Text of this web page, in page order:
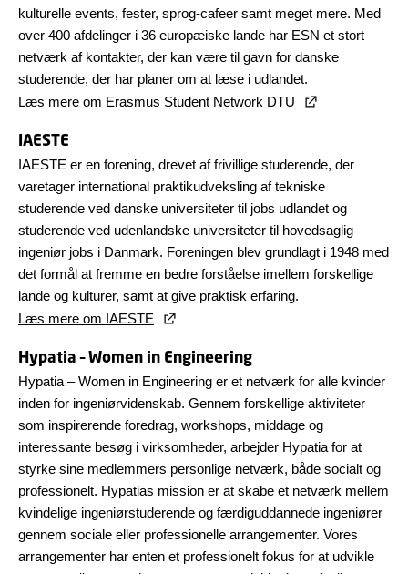
kulturelle events, fester, sprog-cafeer samt meget mere. Med
over 400 afdelinger i 36 europæiske lande har ESN et stort
netværk af kontakter, der kan være til gavn for danske
studerende, der har planer om at læse i udlandet.
Læs mere om Erasmus Student Network DTU
IAESTE
IAESTE er en forening, drevet af frivillige studerende, der
varetager international praktikudveksling af tekniske
studerende ved danske universiteter til jobs udlandet og
studerende ved udenlandske universiteter til hovedsaglig
ingeniør jobs i Danmark. Foreningen blev grundlagt i 1948 med
det formål at fremme en bedre forståelse imellem forskellige
lande og kulturer, samt at give praktisk erfaring.
Læs mere om IAESTE
Hypatia – Women in Engineering
Hypatia – Women in Engineering er et netværk for alle kvinder
inden for ingeniørvidenskab. Gennem forskellige aktiviteter
som inspirerende foredrag, workshops, middage og
interessante besøg i virksomheder, arbejder Hypatia for at
styrke sine medlemmers personlige netværk, både socialt og
professionelt. Hypatias mission er at skabe et netværk mellem
kvindelige ingeniørstuderende og færdiguddannede ingeniører
gennem sociale eller professionelle arrangementer. Vores
arrangementer har enten et professionelt fokus for at udvikle